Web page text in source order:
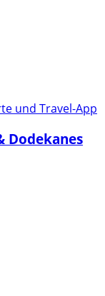
und Travel-App
Dodekanes